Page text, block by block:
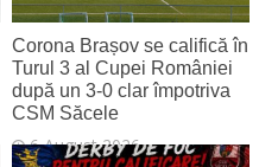
Corona Brașov se califică în
Turul 3 al Cupei României
după un 3-0 clar împotriva
CSM Săcele
6 August 2026